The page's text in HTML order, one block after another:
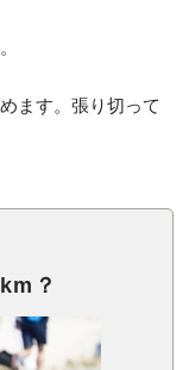
ます。張り切って
？